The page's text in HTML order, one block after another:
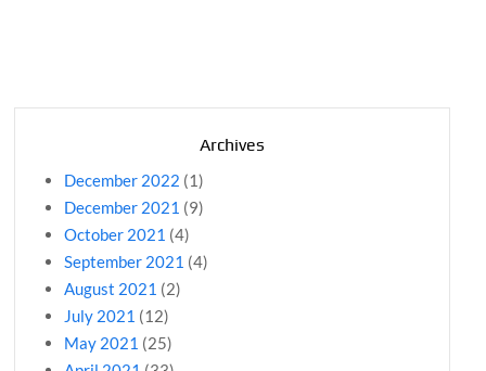
Archives
December 2022 (1)
December 2021 (9)
October 2021 (4)
September 2021 (4)
August 2021 (2)
July 2021 (12)
May 2021 (25)